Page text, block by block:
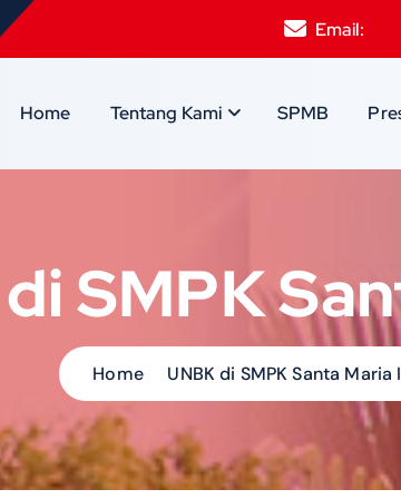
Email:
Home Tentang Kami SPMB
SMPK
Home UNBK di SMPK Santa Maria